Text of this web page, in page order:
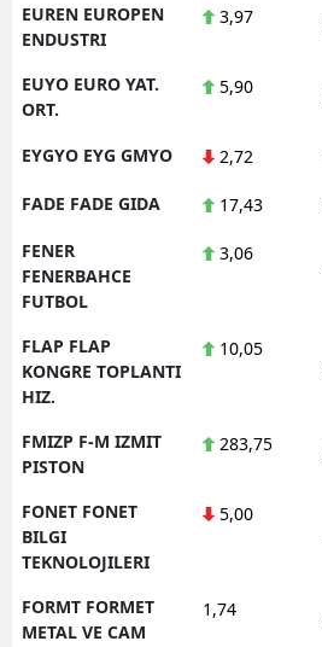
EUREN EUROPEN
ENDUSTRI
3,97
EUYO EURO YAT.
ORT.
5,90
EYGYO EYG GMYO 2,72
FADE FADE GIDA 17,43
FENER
FENERBAHCE
FUTBOL
3,06
FLAP FLAP
KONGRE TOPLANTI
HIZ.
10,05
FMIZP F-M IZMIT
PISTON
283,75
FONET FONET
BILGI
TEKNOLOJILERI
5,00
FORMT FORMET
METAL VE CAM
1,74